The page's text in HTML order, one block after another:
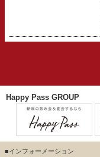
Happy Pass GROUP
■インフォーメーション